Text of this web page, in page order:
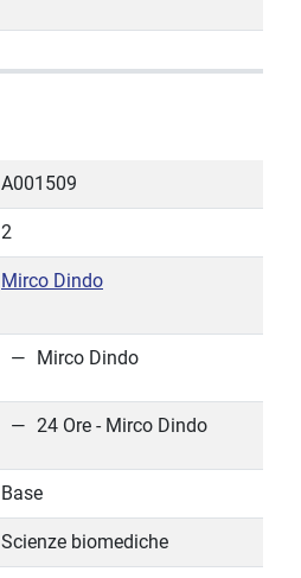
A001509
2
Mirco Dindo
Mirco Dindo
24 Ore - Mirco Dindo
Base
Scienze biomediche